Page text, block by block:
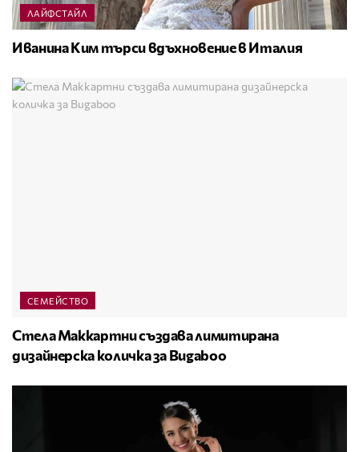
ЛАЙФСТАЙЛ
Иванина Ким търси вдъхновение в Италия
СЕМЕЙСТВО
Стела Маккартни създава лимитирана
дизайнерска количка за Bugaboo